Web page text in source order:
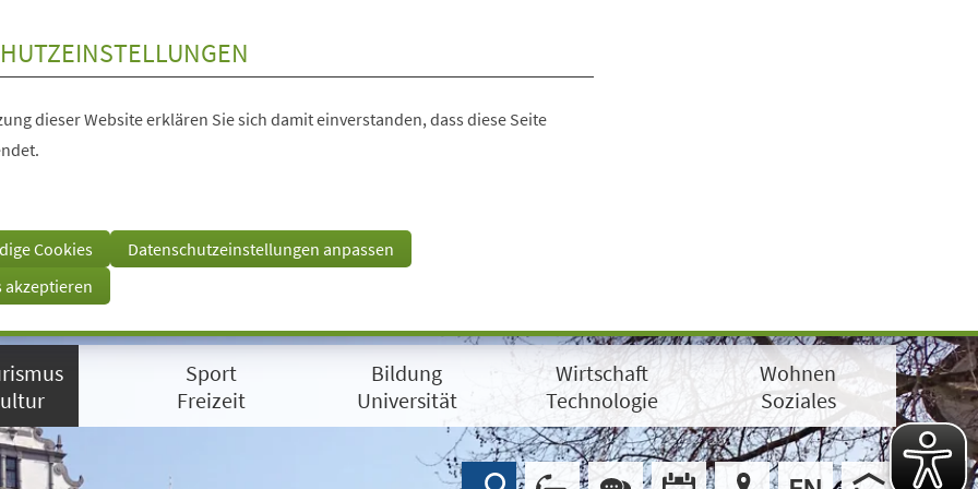
dieser Website erklären Sie sich damit einverstanden, dass diese Seite
Cookies
Datenschutzeinstellungen anpassen
akzeptieren
Sport
Freizeit
Bildung
Universität
Wirtschaft
Technologie
Wohnen
Soziales